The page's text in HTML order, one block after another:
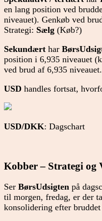
en lang position ved
niveauet). Genkøb ved
Strategi: Sælg (Køb?)
Sekundært har
position i 6,935 niveauet
ved brud af 6,935
USD handles fortsat,
USD/DKK: Dagschart
Kobber – Strategi og
Ser BørsUdsigten på
til morgen, fredag, er der
konsolidering efter